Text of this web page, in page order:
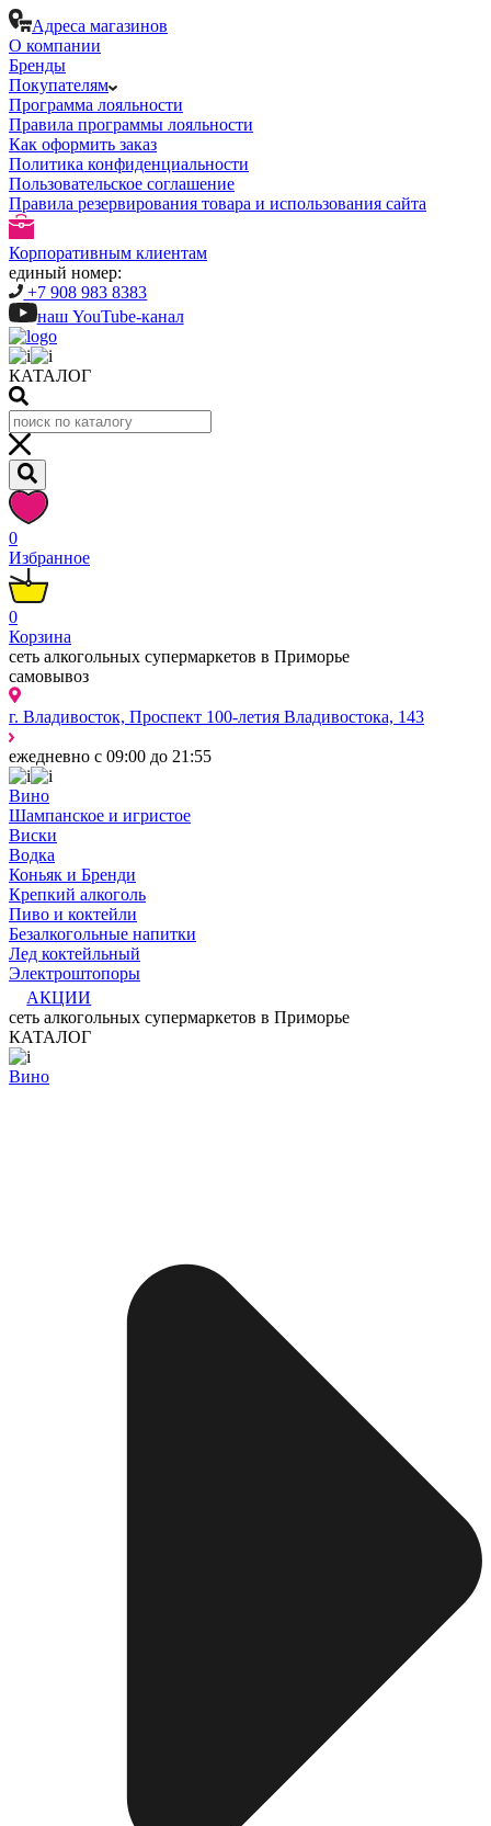
Адреса магазинов
О компании
Бренды
Покупателям
Программа лояльности
Правила программы лояльности
Как оформить заказ
Политика конфиденциальности
Пользовательское соглашение
Правила резервирования товара и использования сайта
Корпоративным клиентам
единый номер:
+7 908 983 8383
наш YouTube-канал
КАТАЛОГ
0
Избранное
0
Корзина
сеть алкогольных супермаркетов в Приморье
самовывоз
г. Владивосток, Проспект 100-летия Владивостока, 143
ежедневно с 09:00 до 21:55
Вино
Шампанское и игристое
Виски
Водка
Коньяк и Бренди
Крепкий алкоголь
Пиво и коктейли
Безалкогольные напитки
Лед коктейльный
Электроштопоры
АКЦИИ
сеть алкогольных супермаркетов в Приморье
КАТАЛОГ
Вино